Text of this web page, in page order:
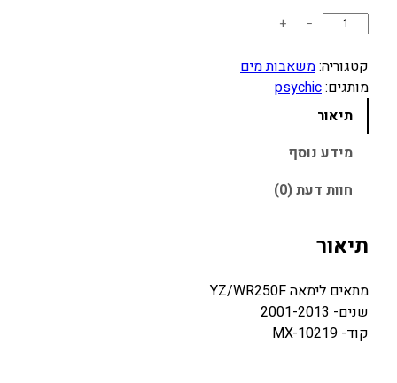
ו
ת
ל
פ
ל
מ
ש
−
+
קטגוריה:משאבות מים
מותגים:psychic
תיאור
מידע נוסף
חוות דעת (0)
תיאור
מתאים לימאה YZ/WR250F
שנים- 2001-2013
קוד- MX-10219